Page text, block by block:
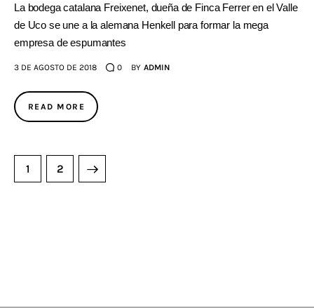
La bodega catalana Freixenet, dueña de Finca Ferrer en el Valle
de Uco se une a la alemana Henkell para formar la mega
empresa de espumantes
3 DE AGOSTO DE 2018 0 BY ADMIN
READ MORE
1 2